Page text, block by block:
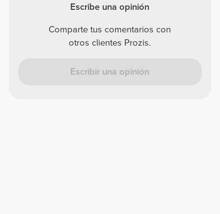
Escribe una opinión
Comparte tus comentarios con
otros clientes Prozis.
Escribir una opinión